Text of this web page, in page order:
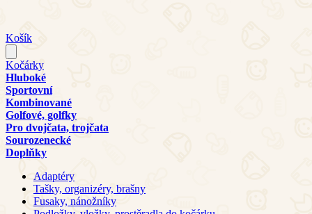
Košík
Kočárky
Hluboké
Sportovní
Kombinované
Golfové, golfky
Pro dvojčata, trojčata
Sourozenecké
Doplňky
Adaptéry
Tašky, organizéry, brašny
Fusaky, nánožníky